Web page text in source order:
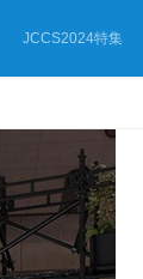
JCCS2024特集